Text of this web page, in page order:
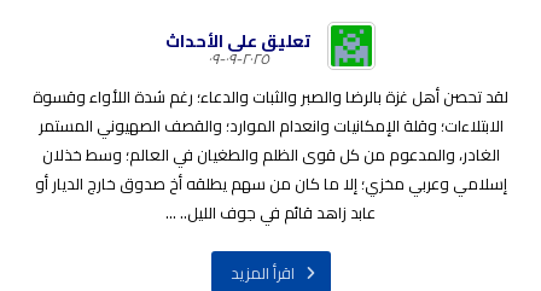
تعليق على الأحداث
٢٠٢٥-٠٩-٠٩
لقد تحصن أهل غزة بالرضا والصبر والثبات والدعاء؛ رغم شدة اللأواء وقسوة
الابتلاءات؛ وقلة الإمكانيات وانعدام الموارد؛ والقصف الصهيوني المستمر
الغادر، والمدعوم من كل قوى الظلم والطغيان في العالم؛ وسط خذلان
إسلامي وعربي مخزي؛ إلا ما كان من سهم يطلقه أخ صدوق خارج الديار أو
عابد زاهد قائم في جوف الليل.. ...
اقرأ المزيد